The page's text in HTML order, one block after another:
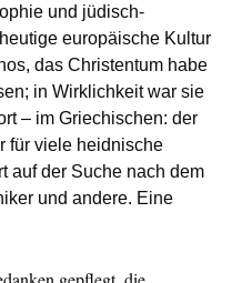
und jüdisch-
europäische Kultur
das Christentum habe
in Wirklichkeit war sie
– im Griechischen: der
für viele heidnische
auf der Suche nach dem
und andere. Eine